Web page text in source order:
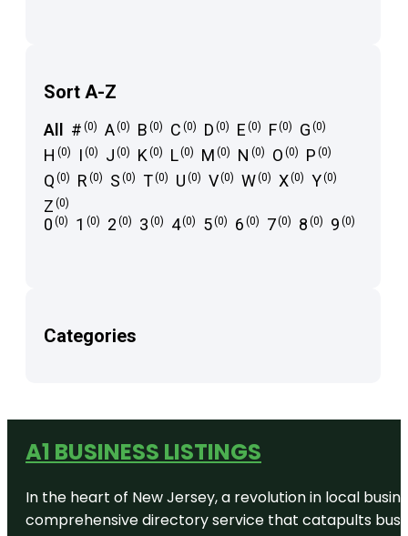
Sort A-Z
Sort
All # (0) A(0) B (0) C (0) D (0) E (0) F(0) G (0)
H (0) I (0) J (0) K(0) L(0) M (0) N (0) O (0) P (0)
Q (0) R (0) S (0) T(0) U (0) V(0) W(0) X(0) Y(0)
Z (0)
0 (0) 1 (0) 2 (0) 3 (0) 4(0) 5(0) 6 (0) 7(0) 8 (0) 9 (0)
Categories
A1 BUSINESS LISTINGS
In the heart of New Jersey, a revolution in local
comprehensive directory service that catapults